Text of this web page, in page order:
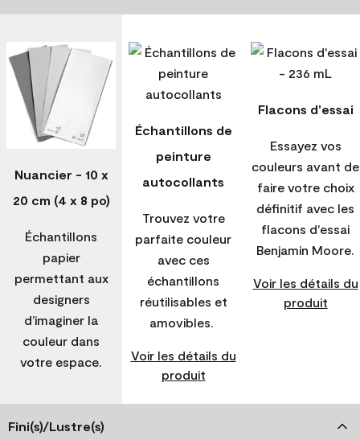
Nuancier - 10 x
20 cm (4 x 8 po)
Échantillons
papier
permettant aux
designers
d’imaginer la
couleur dans
votre espace.
Échantillons de
peinture
autocollants
Trouvez votre
parfaite couleur
avec ces
échantillons
réutilisables et
amovibles.
Voir les détails du
produit
Flacons d'essai
Essayez vos
couleurs avant de
faire votre choix
définitif avec les
flacons d'essai
Benjamin Moore.
Voir les détails du
produit
Fini(s)/Lustre(s)